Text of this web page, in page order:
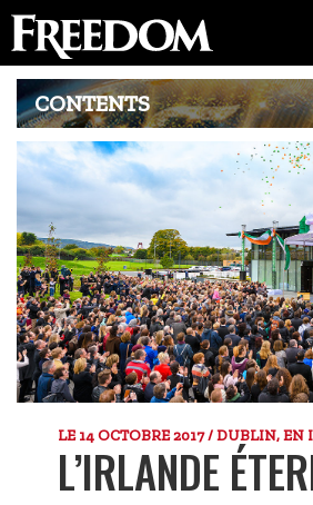
CONTENTS
LE 14 OCTOBRE 2017 / DUBLIN, EN
L’IRLANDE